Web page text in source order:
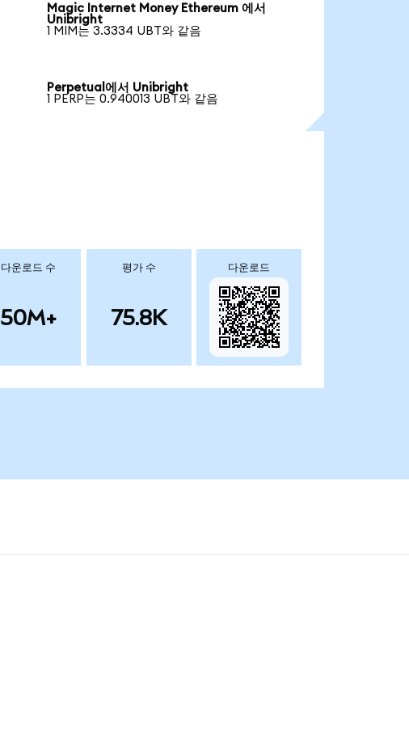
Magic Internet Money Ethereum 에서
Unibright
1 MIM는 3.3334 UBT와 같음
Perpetual에서 Unibright
1 PERP는 0.940013 UBT와 같음
다운로드 수
50M+
평가 수
75.8K
다운로드